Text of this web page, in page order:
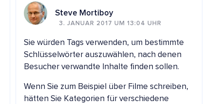
Steve Mortiboy
3. JANUAR 2017 UM 13:04 UHR
Sie würden Tags verwenden, um bestimmte
Schlüsselwörter auszuwählen, nach denen
Besucher verwandte Inhalte finden sollen.
Wenn Sie zum Beispiel über Filme schreiben,
hätten Sie Kategorien für verschiedene